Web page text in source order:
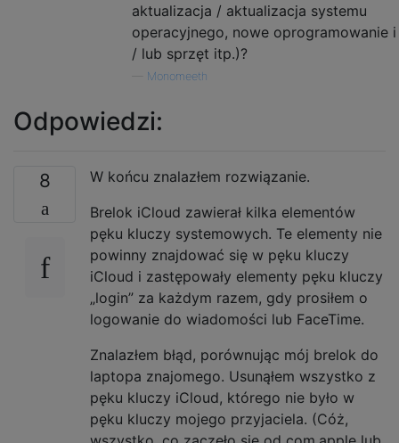
aktualizacja / aktualizacja systemu
operacyjnego, nowe oprogramowanie i
/ lub sprzęt itp.)?
Monomeeth
Odpowiedzi:
8
W końcu znalazłem rozwiązanie.
Brelok iCloud zawierał kilka elementów
pęku kluczy systemowych. Te elementy nie
powinny znajdować się w pęku kluczy
iCloud i zastępowały elementy pęku kluczy
„login” za każdym razem, gdy prosiłem o
logowanie do wiadomości lub FaceTime.
Znalazłem błąd, porównując mój brelok do
laptopa znajomego. Usunąłem wszystko z
pęku kluczy iCloud, którego nie było w
pęku kluczy mojego przyjaciela. (Cóż,